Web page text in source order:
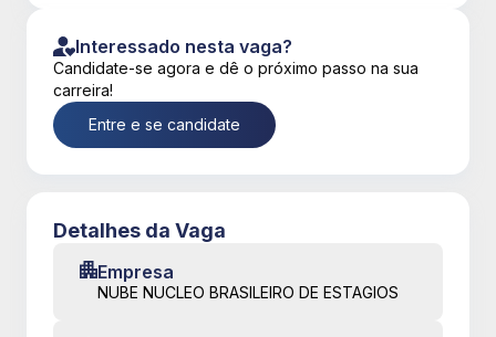
Interessado nesta vaga?
Candidate-se agora e dê o próximo passo na sua
carreira!
Entre e se candidate
Detalhes da Vaga
Empresa
NUBE NUCLEO BRASILEIRO DE ESTAGIOS